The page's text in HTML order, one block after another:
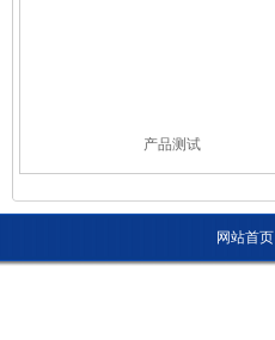
产品测试
网站首页